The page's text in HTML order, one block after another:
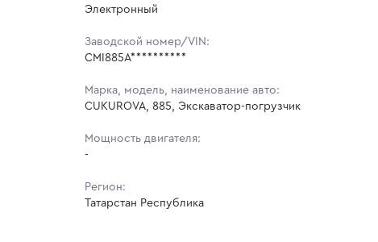
Электронный
Заводской номер/VIN:
CMI885A**********
Марка, модель, наименование авто:
CUKUROVA, 885, Экскаватор-погрузчик
Мощность двигателя:
-
Регион:
Татарстан Республика